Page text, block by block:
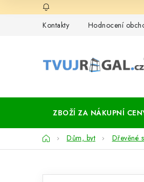
na
Kontakty
Hodnocení
ZBOŽÍ ZA NÁKUPNÍ
DomůDům, byt Dřevěné